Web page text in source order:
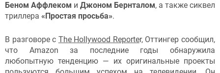
Беном Аффлеком и Джоном Бернталом, а также сиквел
триллера «Простая просьба».
В разговоре с The Hollywood Reporter, Оттингер сообщил,
что Amazon за последние годы обнаружила
любопытную тенденцию — их оригинальные проекты